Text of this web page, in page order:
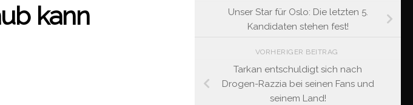
kann
Unser Star für Oslo: Die letzten 5.
Kandidaten stehen fest!
VORHERIGER BEITRAG
Tarkan entschuldigt sich nach
Drogen-Razzia bei seinen Fans und
seinem Land!